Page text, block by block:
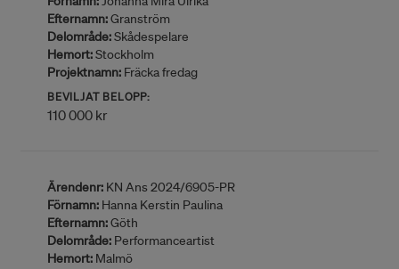
Efternamn:Granström
Delområde:Skådespelare
Hemort:Stockholm
Projektnamn: Fräcka fredag
BEVILJAT BELOPP:
110 000 kr
Ärendenr: KN Ans 2024/6905-PR
Förnamn: Hanna Kerstin Paulina
Efternamn:Göth
Delområde: Performanceartist
Hemort: Malmö